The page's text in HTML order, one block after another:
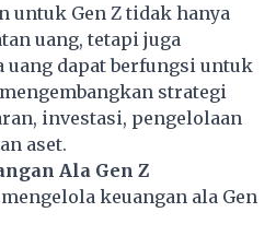
untuk Gen Z tidak hanya
uang, tetapi juga
uang dapat berfungsi untuk
strategi
investasi, pengelolaan
aset.
Ala Gen Z
keuangan ala Gen